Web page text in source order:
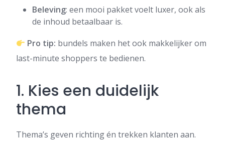
Beleving: een mooi pakket voelt luxer, ook als
de inhoud betaalbaar is.
Pro tip: bundels maken het ook makkelijker om
last-minute shoppers te bedienen.
1. Kies een duidelijk
thema
Thema’s geven richting én trekken klanten aan.